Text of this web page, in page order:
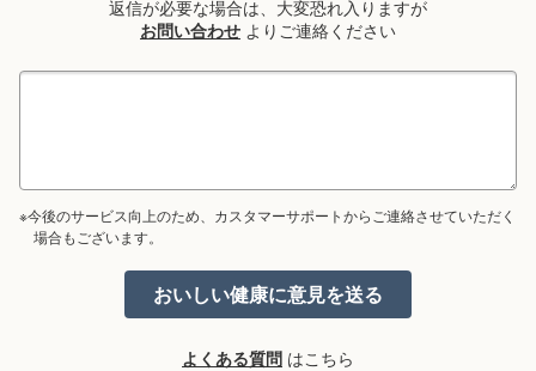
返信が必要な場合は、大変恐れ入りますが
お問い合わせ よりご連絡ください
※今後のサービス向上のため、カスタマーサポートからご連絡させていただく
場合もございます。
よくある質問 はこちら